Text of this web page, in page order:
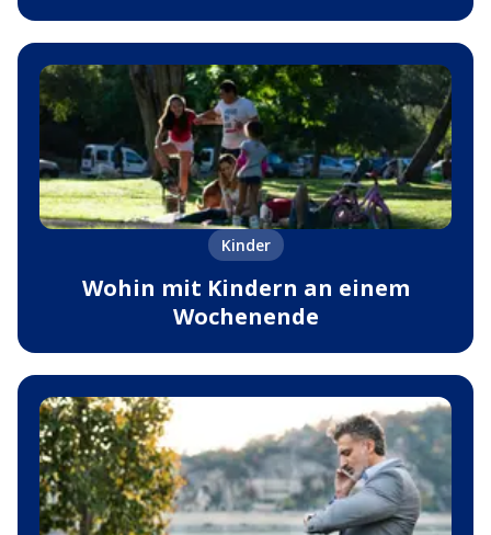
Kinder
Wohin mit Kindern an einem
Wochenende